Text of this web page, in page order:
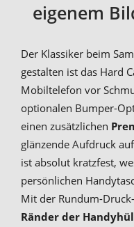
eigenem
Der Klassiker beim
gestalten ist das Hard
Mobiltelefon vor
optionalen Bumper-
einen zusätzlichen
glänzende Aufdruck
ist absolut kratzfest,
persönlichen
Mit der Rundum-
Ränder der